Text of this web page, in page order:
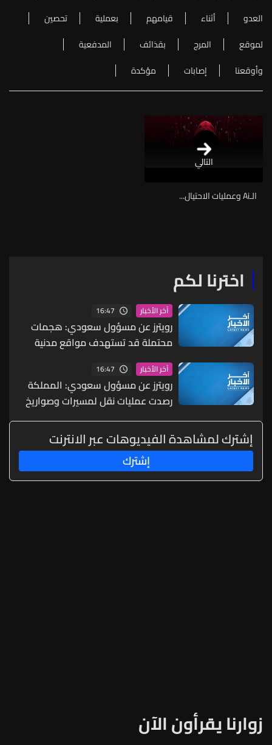
‏العدو
أثناء قيامهم بعملية
تحصين
لموقع
المرج بقذائف
المدفعية
وأوقعنا
إصابات مؤكدة
التالي
الـAi وعمليات الاحتيال...
اخترنا لكم
آخر الأخبار 16:47
رويترز عن مسؤول سعودي: هجمات
محتملة قد تستهدف مواقع مدنية
واقتصادية بما يشمل البنية التحتية
للطاقة والموانئ والمطارات
آخر الأخبار 16:47
رويترز عن مسؤول سعودي: المملكة
رصدت عمليات نقل لمسيرات وصواريخ
ما يشير إلى احتمال شن هجمات
منسقة من الشمال والجنوب
إشترك لمشاهدة الفيديوهات عبر الانترنت
إشترك
زوارنا يقرأون الآن